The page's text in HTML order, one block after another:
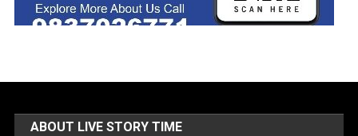
ABOUT LIVE STORY TIME